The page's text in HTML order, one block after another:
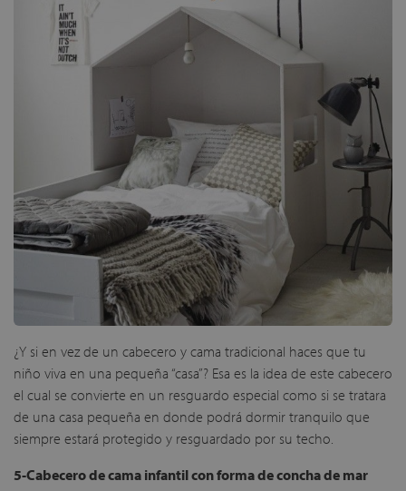
¿Y si en vez de un cabecero y cama tradicional haces que tu
niño viva en una pequeña “casa”? Esa es la idea de este cabecero
el cual se convierte en un resguardo especial como si se tratara
de una casa pequeña en donde podrá dormir tranquilo que
siempre estará protegido y resguardado por su techo.
5-Cabecero de cama infantil con forma de concha de mar